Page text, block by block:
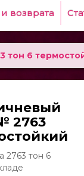
возврата
тон 6
2763
2763 тон 6